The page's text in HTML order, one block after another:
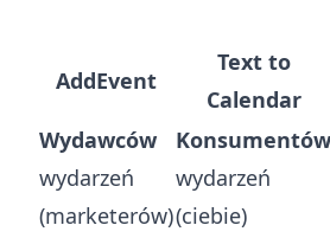
AddEvent
Text to
Calendar
Wydawców
wydarzeń
(marketerów)
Konsumentów
wydarzeń
(ciebie)